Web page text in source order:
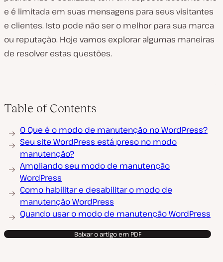
e é limitada em suas mensagens para seus visitantes
e clientes. Isto pode não ser o melhor para sua marca
ou reputação. Hoje vamos explorar algumas maneiras
de resolver estas questões.
Table of Contents
O Que é o modo de manutenção no WordPress?
Seu site WordPress está preso no modo
manutenção?
Ampliando seu modo de manutenção
WordPress
Como habilitar e desabilitar o modo de
manutenção WordPress
Quando usar o modo de manutenção WordPress
Baixar o artigo em PDF